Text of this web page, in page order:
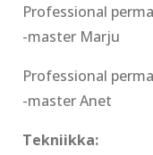
Professional
-master Marju
Professional
-master Anet
Tekniikka: